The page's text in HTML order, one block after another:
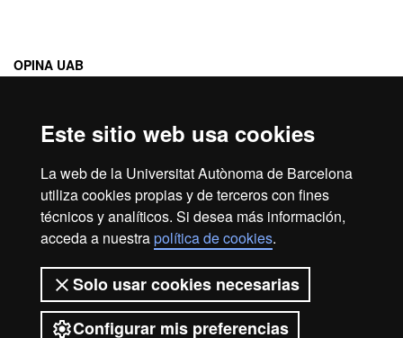
Este sitio web usa cookies
La web de la Universitat Autònoma de Barcelona
utiliza cookies propias y de terceros con fines
técnicos y analíticos. Si desea más información,
acceda a nuestrapolítica de cookies.
Solo usar cookies necesarias
Configurar mis preferencias
OPINA UAB
Programas de movilidad e intercambio de la UAB
Accesibilidad web
Mapa del web UAB
2026 Universitat Autònoma de